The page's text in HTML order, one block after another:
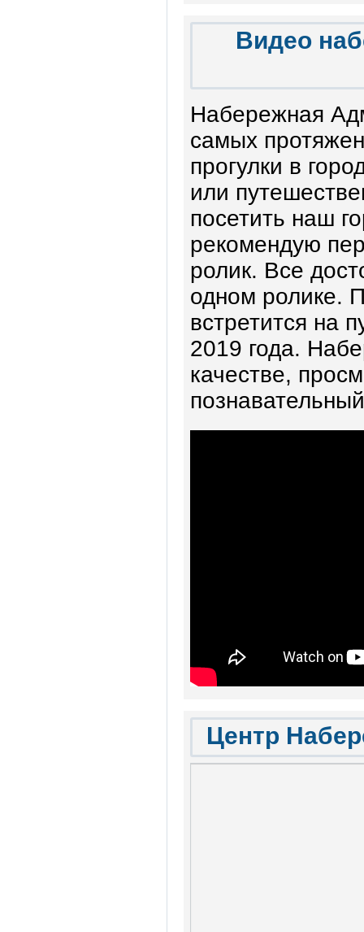
Видео
Набережная
самых
прогулки в
или
посетить наш
рекомендую
ролик. Все
одном ролике.
встретится на
2019 года.
качестве,
Центр